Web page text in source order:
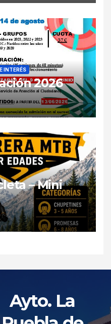
INTERÉS
2026
– Mini
Ayto. La